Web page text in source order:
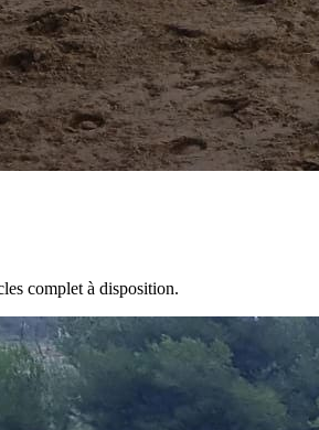
complet à disposition.